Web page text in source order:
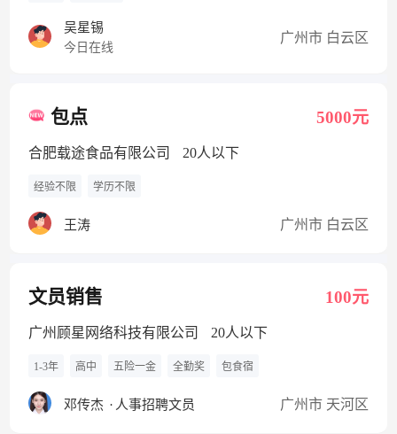
吴星锡
今日在线
广州市 白云区
包点 5000元
合肥载途食品有限公司 20人以下
经验不限 学历不限
王涛 广州市 白云区
文员销售 100元
广州顾星网络科技有限公司 20人以下
1-3年 高中 五险一金 全勤奖 包食宿
邓传杰 · 人事招聘文员 广州市 天河区